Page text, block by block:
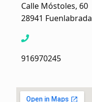
Calle Móstoles, 60
28941 Fuenlabrada
916970245